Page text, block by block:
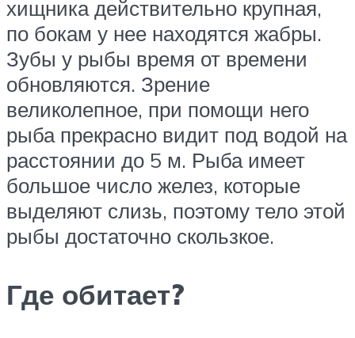
хищника действительно крупная,
по бокам у нее находятся жабры.
Зубы у рыбы время от времени
обновляются. Зрение
великолепное, при помощи него
рыба прекрасно видит под водой на
расстоянии до 5 м. Рыба имеет
большое число желез, которые
выделяют слизь, поэтому тело этой
рыбы достаточно скользкое.
Где обитает?